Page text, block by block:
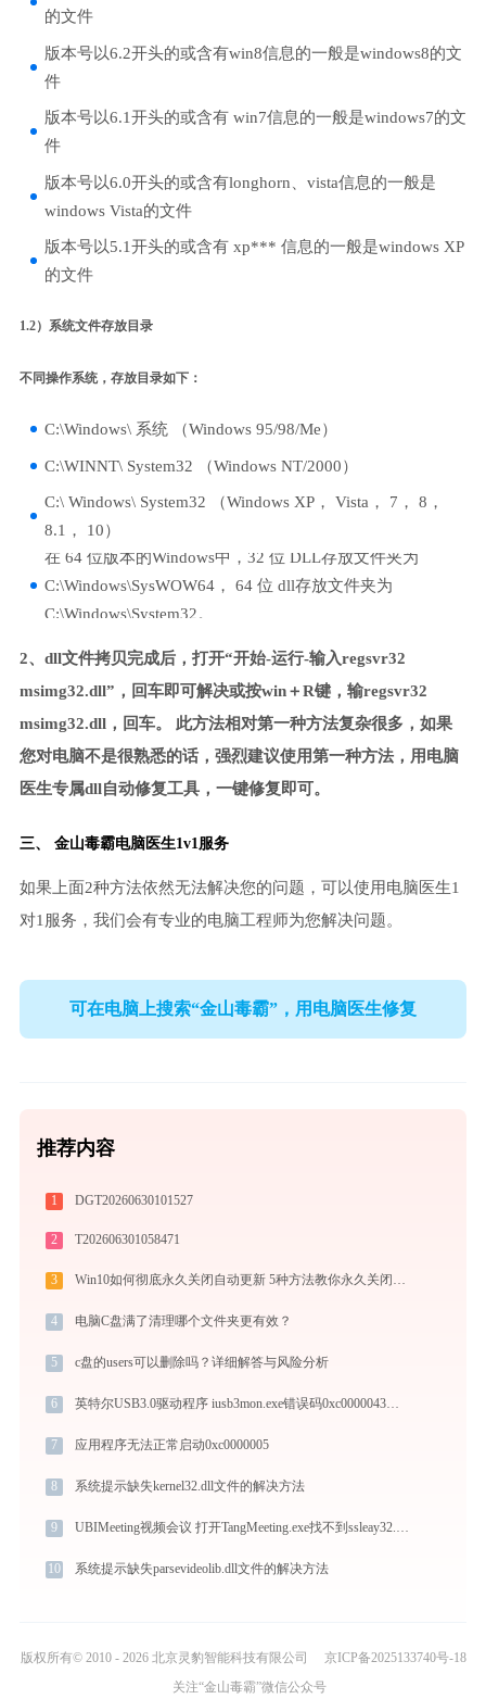
的文件
版本号以6.2开头的或含有win8信息的一般是windows8的文
件
版本号以6.1开头的或含有 win7信息的一般是windows7的文
件
版本号以6.0开头的或含有longhorn、vista信息的一般是
windows Vista的文件
版本号以5.1开头的或含有 xp*** 信息的一般是windows XP
的文件
1.2）系统文件存放目录
不同操作系统，存放目录如下：
C:\Windows\ 系统 （Windows 95/98/Me）
C:\WINNT\ System32 （Windows NT/2000）
C:\ Windows\ System32 （Windows XP， Vista， 7， 8，
8.1， 10）
在 64 位版本的Windows中，32 位 DLL存放文件夹为
C:\Windows\SysWOW64， 64 位 dll存放文件夹为
C:\Windows\System32。
2、dll文件拷贝完成后，打开“开始-运行-输入regsvr32
msimg32.dll”，回车即可解决或按win＋R键，输regsvr32
msimg32.dll，回车。 此方法相对第一种方法复杂很多，如果
您对电脑不是很熟悉的话，强烈建议使用第一种方法，用电脑
医生专属dll自动修复工具，一键修复即可。
三、 金山毒霸电脑医生1v1服务
如果上面2种方法依然无法解决您的问题，可以使用电脑医生1
对1服务，我们会有专业的电脑工程师为您解决问题。
可在电脑上搜索“金山毒霸”，用电脑医生修复
推荐内容
1 DGT20260630101527
2 T202606301058471
3 Win10如何彻底永久关闭自动更新 5种方法教你永久关闭win10自动更新
4 电脑C盘满了清理哪个文件夹更有效？
5 c盘的users可以删除吗？详细解答与风险分析
6 英特尔USB3.0驱动程序 iusb3mon.exe错误码0xc0000043处理办法
7 应用程序无法正常启动0xc0000005
8 系统提示缺失kernel32.dll文件的解决方法
9 UBIMeeting视频会议 打开TangMeeting.exe找不到ssleay32.dll怎么办
10 系统提示缺失parsevideolib.dll文件的解决方法
版权所有© 2010 - 2026 北京灵豹智能科技有限公司
京ICP备2025133740号-18
关注“金山毒霸”微信公众号